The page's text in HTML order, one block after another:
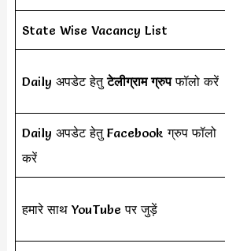
State Wise Vacancy List
Daily अपडेट हेतुटेलीग्राम ग्रुपफॉलो करें
Daily अपडेट हेतु Facebook ग्रुप फॉलो
करें
हमारे साथ YouTube पर जुड़ें